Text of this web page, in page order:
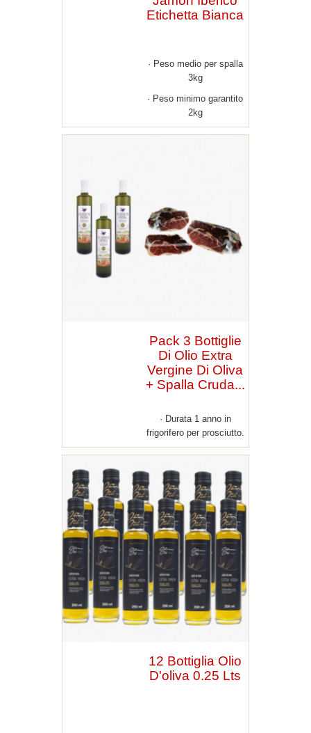
Etichetta Bianca
Peso medio per spalla
3kg
Peso minimo garantito
2kg
Pack 3 Bottiglie
Di Olio Extra
Vergine Di Oliva
+ Spalla Cruda...
Durata 1 anno in
frigorifero per prosciutto.
12 Bottiglia Olio
D'oliva 0.25 Lts